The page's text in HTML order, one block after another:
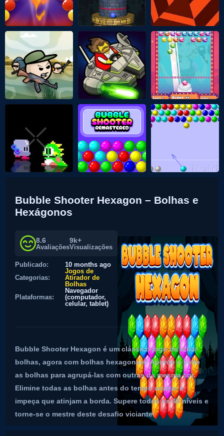
Bubble Shooter Hexagon – Bolhas e
Hexágonos
8.6
Avaliações
9k+
Visualizações
Publicado:
10 months ago
Categorias:
Jogos de
Atirador de
Bolhas
Plataformas:
Navegador
(computador,
celular, tablet)
Bubble Shooter Hexagon é um clássico jogo de atirar
bolhas, agora com bolhas hexagonais! Aponte e solte
as bolhas para agrupá-las com outras da mesma cor.
Elimine todas as bolhas antes do tempo acabar e
impeça que atinjam a borda. Supere todos os 48 níveis e
torne-se o mestre deste desafio viciante!